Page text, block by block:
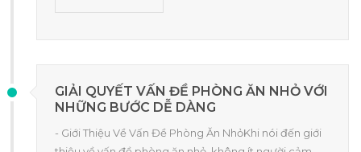
GIẢI QUYẾT VẤN ĐỀ PHÒNG ĂN NHỎ VỚI
NHỮNG BƯỚC DỄ DÀNG
- Giới Thiệu Về Vấn Đề Phòng Ăn NhỏKhi nói đến giới